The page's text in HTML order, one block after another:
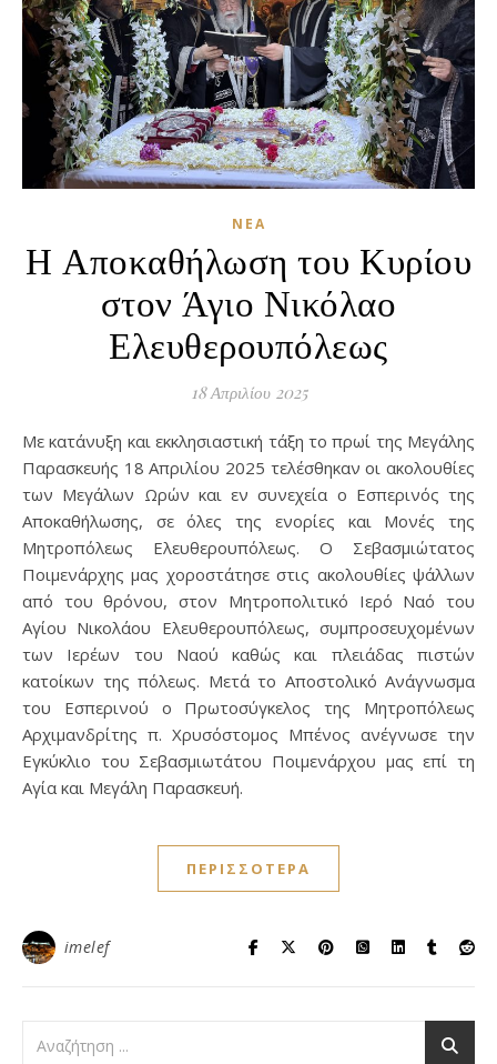
ΝΈΑ
Η Αποκαθήλωση του Κυρίου
στον Άγιο Νικόλαο
Ελευθερουπόλεως
18 Απριλίου 2025
Με κατάνυξη και εκκλησιαστική τάξη το πρωί της Μεγάλης
Παρασκευής 18 Απριλίου 2025 τελέσθηκαν οι ακολουθίες
των Μεγάλων Ωρών και εν συνεχεία ο Εσπερινός της
Αποκαθήλωσης, σε όλες της ενορίες και Μονές της
Μητροπόλεως Ελευθερουπόλεως. Ο Σεβασμιώτατος
Ποιμενάρχης μας χοροστάτησε στις ακολουθίες ψάλλων
από του θρόνου, στον Μητροπολιτικό Ιερό Ναό του
Αγίου Νικολάου Ελευθερουπόλεως, συμπροσευχομένων
των Ιερέων του Ναού καθώς και πλειάδας πιστών
κατοίκων της πόλεως. Μετά το Αποστολικό Ανάγνωσμα
του Εσπερινού ο Πρωτοσύγκελος της Μητροπόλεως
Αρχιμανδρίτης π. Χρυσόστομος Μπένος ανέγνωσε την
Εγκύκλιο του Σεβασμιωτάτου Ποιμενάρχου μας επί τη
Αγία και Μεγάλη Παρασκευή.
ΠΕΡΙΣΣΌΤΕΡΑ
imelef